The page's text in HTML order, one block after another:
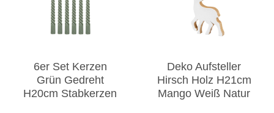
6er Set Kerzen
Grün Gedreht
H20cm Stabkerzen
Deko Aufsteller
Hirsch Holz H21cm
Mango Weiß Natur